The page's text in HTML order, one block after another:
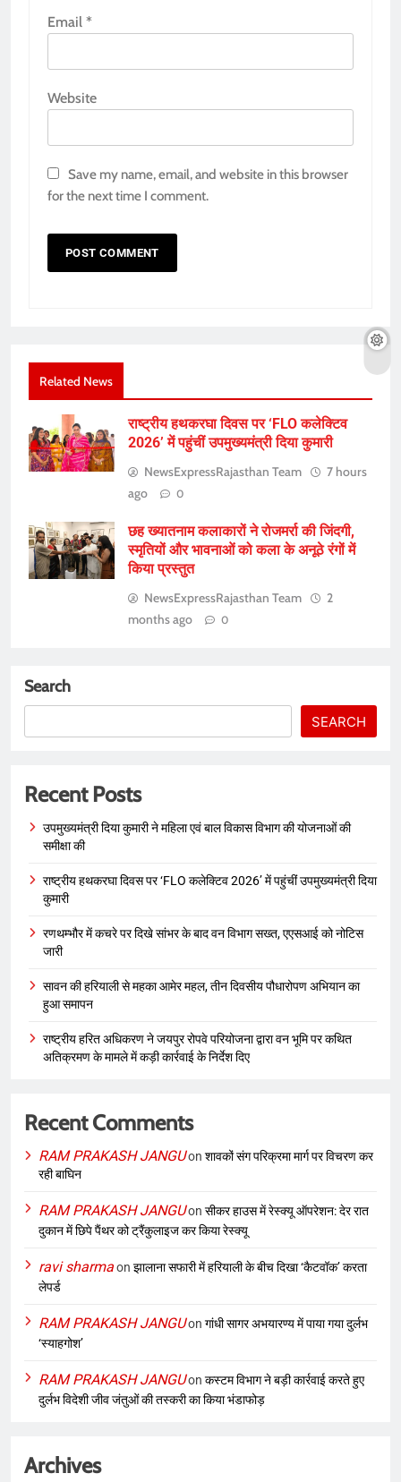
Email *
Website
Save my name, email, and website in this browser
for the next time I comment.
Related News
राष्ट्रीय हथकरघा दिवस पर ‘FLO कलेक्टिव
2026’ में पहुंचीं उपमुख्यमंत्री दिया कुमारी
NewsExpressRajasthan Team
7 hours
ago
0
छह ख्यातनाम कलाकारों ने रोजमर्रा की जिंदगी,
स्मृतियों और भावनाओं को कला के अनूठे रंगों में
किया प्रस्तुत
NewsExpressRajasthan Team
2
months ago
0
Search
SEARCH
Recent Posts
उपमुख्यमंत्री दिया कुमारी ने महिला एवं बाल विकास विभाग की योजनाओं की
समीक्षा की
राष्ट्रीय हथकरघा दिवस पर ‘FLO कलेक्टिव 2026’ में पहुंचीं उपमुख्यमंत्री दिया
कुमारी
रणथम्भौर में कचरे पर दिखे सांभर के बाद वन विभाग सख्त, एएसआई को नोटिस
जारी
सावन की हरियाली से महका आमेर महल, तीन दिवसीय पौधारोपण अभियान का
हुआ समापन
राष्ट्रीय हरित अधिकरण ने जयपुर रोपवे परियोजना द्वारा वन भूमि पर कथित
अतिक्रमण के मामले में कड़ी कार्रवाई के निर्देश दिए
Recent Comments
RAM PRAKASH JANGUon शावकों संग परिक्रमा मार्ग पर विचरण कर
रही बाघिन
RAM PRAKASH JANGUon सीकर हाउस में रेस्क्यू ऑपरेशन: देर रात
दुकान में छिपे पैंथर को ट्रैंकुलाइज कर किया रेस्क्यू
ravi sharmaon झालाना सफारी में हरियाली के बीच दिखा ‘कैटवॉक’ करता
लेपर्ड
RAM PRAKASH JANGUon गांधी सागर अभयारण्य में पाया गया दुर्लभ
‘स्याहगोश’
RAM PRAKASH JANGUon कस्टम विभाग ने बड़ी कार्रवाई करते हुए
दुर्लभ विदेशी जीव जंतुओं की तस्करी का किया भंडाफोड़
Archives